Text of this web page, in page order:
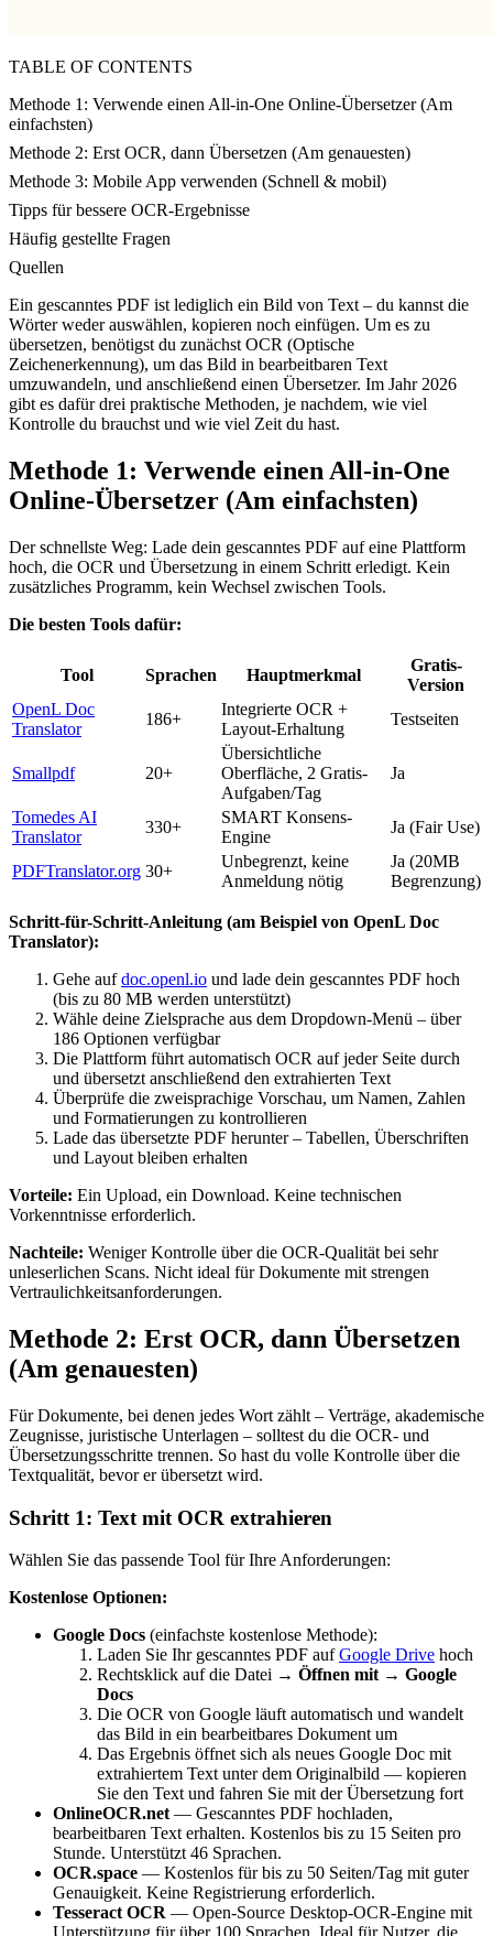
TABLE OF CONTENTS
Methode 1: Verwende einen All-in-One Online-Übersetzer (Am
einfachsten)
Methode 2: Erst OCR, dann Übersetzen (Am genauesten)
Methode 3: Mobile App verwenden (Schnell & mobil)
Tipps für bessere OCR-Ergebnisse
Häufig gestellte Fragen
Quellen
Ein gescanntes PDF ist lediglich ein Bild von Text – du kannst die
Wörter weder auswählen, kopieren noch einfügen. Um es zu
übersetzen, benötigst du zunächst OCR (Optische
Zeichenerkennung), um das Bild in bearbeitbaren Text
umzuwandeln, und anschließend einen Übersetzer. Im Jahr 2026
gibt es dafür drei praktische Methoden, je nachdem, wie viel
Kontrolle du brauchst und wie viel Zeit du hast.
Methode 1: Verwende einen All-in-One
Online-Übersetzer (Am einfachsten)
Der schnellste Weg: Lade dein gescanntes PDF auf eine Plattform
hoch, die OCR und Übersetzung in einem Schritt erledigt. Kein
zusätzliches Programm, kein Wechsel zwischen Tools.
Die besten Tools dafür:
Tool Sprachen Hauptmerkmal
Gratis-
Version
OpenL Doc
Translator
186+
Integrierte OCR +
Layout-Erhaltung
Testseiten
Smallpdf 20+
Übersichtliche
Oberfläche, 2 Gratis-
Aufgaben/Tag
Ja
Tomedes AI
Translator
330+
SMART Konsens-
Engine
Ja (Fair Use)
PDFTranslator.org 30+
Unbegrenzt, keine
Anmeldung nötig
Ja (20MB
Begrenzung)
Schritt-für-Schritt-Anleitung (am Beispiel von OpenL Doc
Translator):
Gehe aufdoc.openl.io und lade dein gescanntes PDF hoch
(bis zu 80 MB werden unterstützt)
Wähle deine Zielsprache aus dem Dropdown-Menü – über
186 Optionen verfügbar
Die Plattform führt automatisch OCR auf jeder Seite durch
und übersetzt anschließend den extrahierten Text
Überprüfe die zweisprachige Vorschau, um Namen, Zahlen
und Formatierungen zu kontrollieren
Lade das übersetzte PDF herunter – Tabellen, Überschriften
und Layout bleiben erhalten
Vorteile: Ein Upload, ein Download. Keine technischen
Vorkenntnisse erforderlich.
Nachteile: Weniger Kontrolle über die OCR-Qualität bei sehr
unleserlichen Scans. Nicht ideal für Dokumente mit strengen
Vertraulichkeitsanforderungen.
Methode 2: Erst OCR, dann Übersetzen
(Am genauesten)
Für Dokumente, bei denen jedes Wort zählt – Verträge, akademische
Zeugnisse, juristische Unterlagen – solltest du die OCR- und
Übersetzungsschritte trennen. So hast du volle Kontrolle über die
Textqualität, bevor er übersetzt wird.
Schritt 1: Text mit OCR extrahieren
Wählen Sie das passende Tool für Ihre Anforderungen:
Kostenlose Optionen:
Google Docs (einfachste kostenlose Methode):
Laden Sie Ihr gescanntes PDF aufGoogle Drive hoch
Rechtsklick auf die Datei → Öffnen mit → Google
Docs
Die OCR von Google läuft automatisch und wandelt
das Bild in ein bearbeitbares Dokument um
Das Ergebnis öffnet sich als neues Google Doc mit
extrahiertem Text unter dem Originalbild — kopieren
Sie den Text und fahren Sie mit der Übersetzung fort
OnlineOCR.net — Gescanntes PDF hochladen,
bearbeitbaren Text erhalten. Kostenlos bis zu 15 Seiten pro
Stunde. Unterstützt 46 Sprachen.
OCR.space — Kostenlos für bis zu 50 Seiten/Tag mit guter
Genauigkeit. Keine Registrierung erforderlich.
Tesseract OCR — Open-Source Desktop-OCR-Engine mit